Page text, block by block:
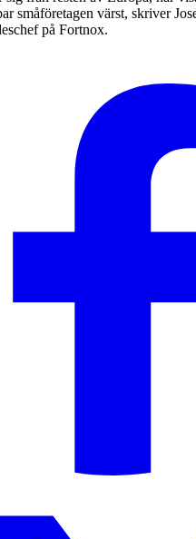
småföretagen värst, skriver
på Fortnox.